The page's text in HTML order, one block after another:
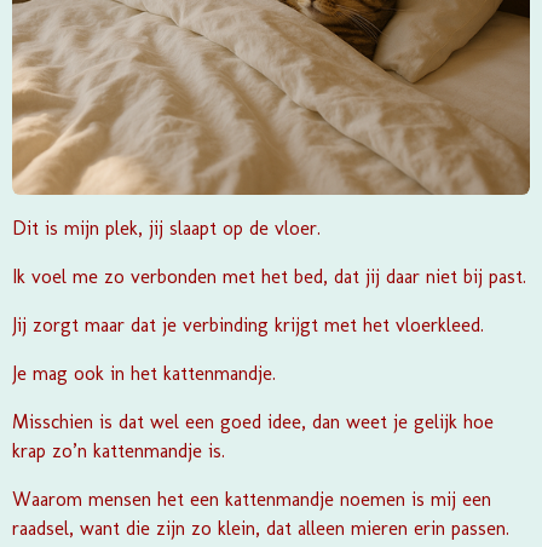
Dit is mijn plek, jij slaapt op de vloer.
Ik voel me zo verbonden met het bed, dat jij daar niet bij past.
Jij zorgt maar dat je verbinding krijgt met het vloerkleed.
Je mag ook in het kattenmandje.
Misschien is dat wel een goed idee, dan weet je gelijk hoe
krap zo’n kattenmandje is.
Waarom mensen het een kattenmandje noemen is mij een
raadsel, want die zijn zo klein, dat alleen mieren erin passen.